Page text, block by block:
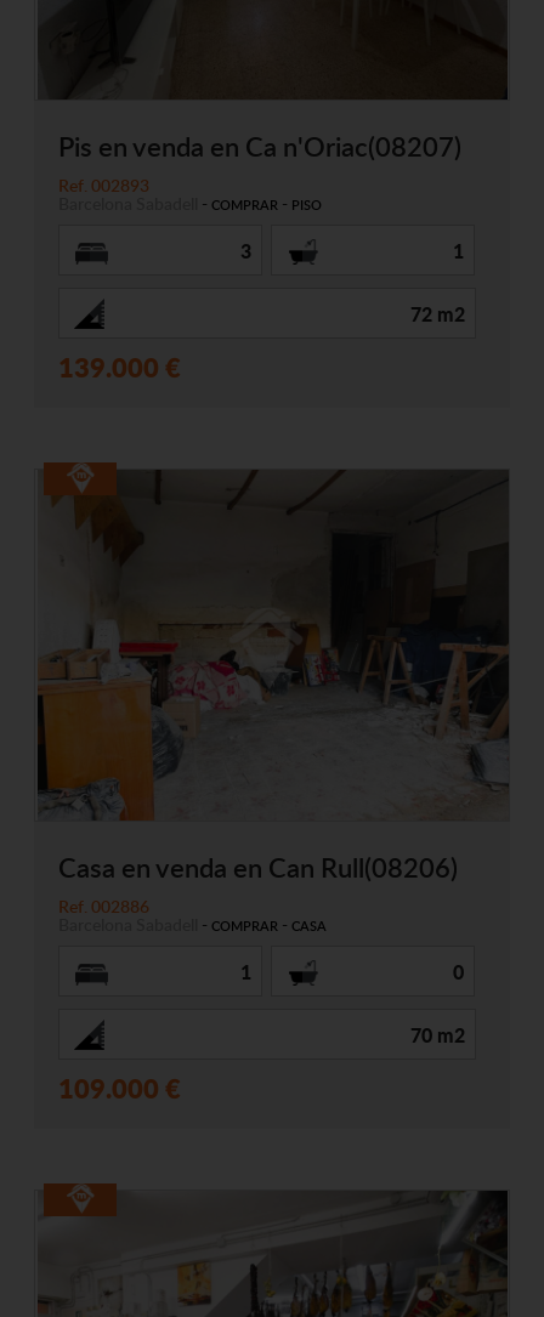
Pis en venda en Ca n'Oriac(08207)
Ref. 002893
- COMPRAR - PISO
3 1
72 m2
139.000 €
Casa en venda en Can Rull(08206)
Ref. 002886
- COMPRAR - CASA
1 0
70 m2
109.000 €